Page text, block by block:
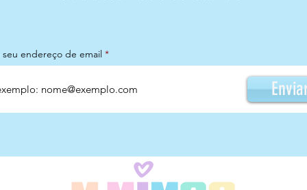
seu endereço de email